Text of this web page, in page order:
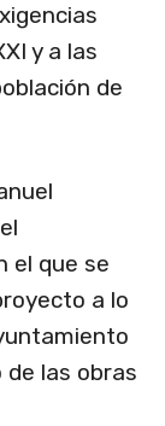
y a las
de
el que se
a lo
de las obras